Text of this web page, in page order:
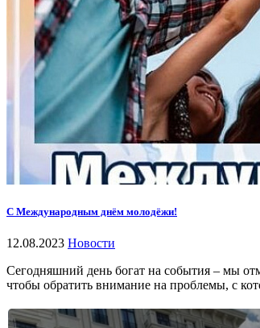
С Международным днём молодёжи!
12.08.2023 Новости
Сегодняшний день богат на события – мы
чтобы обратить внимание на проблемы, с